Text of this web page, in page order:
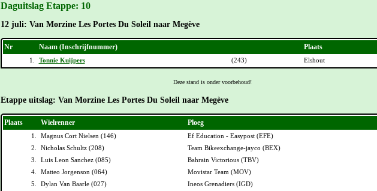
Daguitslag Etappe: 10
12 juli: Van Morzine Les Portes Du Soleil naar Megève
Nr Naam (Inschrijfnummer) Plaats
1. Tonnie Kuijpers (243) Elshout
Deze stand is onder voorbehoud!
Etappe uitslag: Van Morzine Les Portes Du Soleil naar Megève
Plaats Wielrenner Ploeg
1. Magnus Cort Nielsen (146)
Ef Education - Easypost (EFE)
2.
Nicholas Schultz (208)
Team Bikeexchange-jayco (BEX)
3.
Luis Leon Sanchez (085)
Bahrain Victorious (TBV)
4.
Matteo Jorgenson (064)
Movistar Team (MOV)
5.
Dylan Van Baarle (027)
Ineos Grenadiers (IGD)